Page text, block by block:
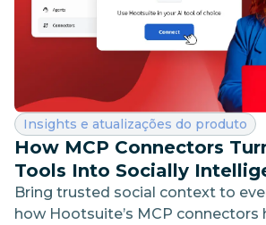
Categoria:
Insights e atualizações do produto
How MCP Connectors
Tools Into Socially
Workspaces
Bring trusted social context to
how Hootsuite’s MCP connectors